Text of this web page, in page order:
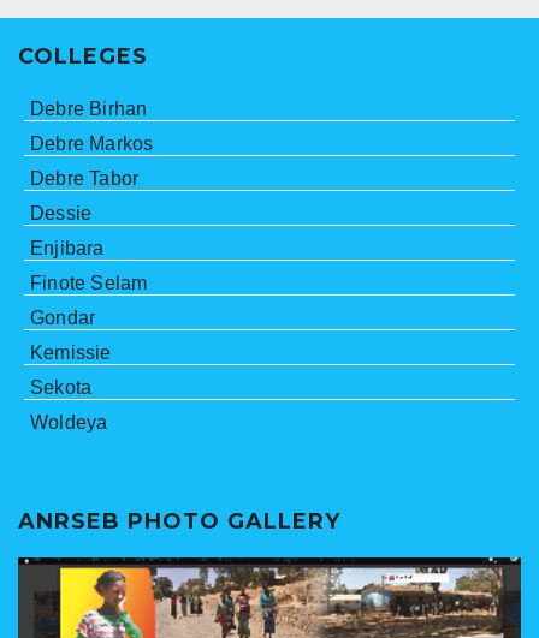
COLLEGES
Debre Birhan
Debre Markos
Debre Tabor
Dessie
Enjibara
Finote Selam
Gondar
Kemissie
Sekota
Woldeya
ANRSEB PHOTO GALLERY